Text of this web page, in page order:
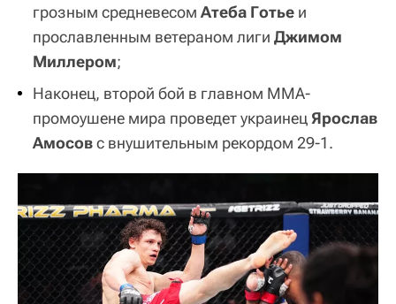
грозным средневесом Атеба Готье и
прославленным ветераном лиги Джимом
Миллером;
Наконец, второй бой в главном ММА-
промоушене мира проведет украинец Ярослав
Амосовс внушительным рекордом 29-1.